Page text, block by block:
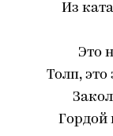
Из
Это
Толп, это
Гордой